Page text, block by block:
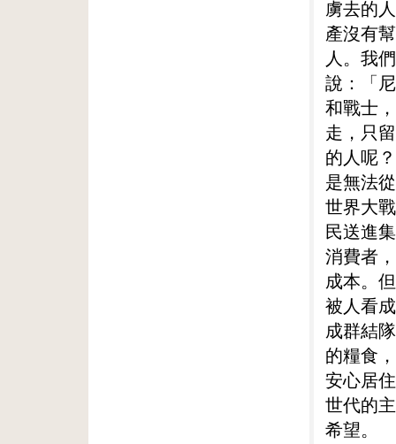
虜去的
產沒有
人。我
說：「
和戰士
走，只
的人呢
是無法
世界大
民送進
消費者
成本。
被人看
成群結
的糧食
安心居
世代的
希望。